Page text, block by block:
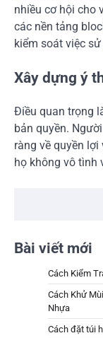
nhiều cơ hội cho
các nền tảng
kiểm soát việc
Xây dựng ý
Điều quan trọng
bản quyền.
ràng về quyền
họ không vô tình
Bài viết mới
Cách Kiểm
Cách Khử
Nhựa
Cách đặt túi